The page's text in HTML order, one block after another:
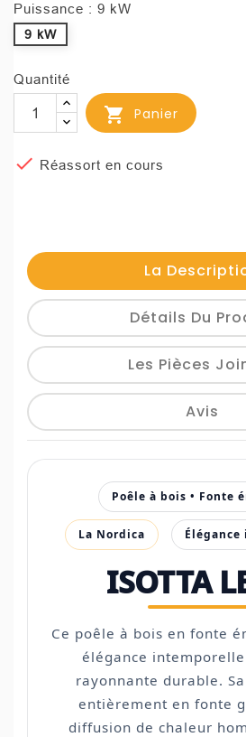
Puissance : 9 kW
9 kW
Quantité
 Panier
 Réassort en cours
La
Détails Du
Les Pièces
Avis
Poêle à bois • Fonte
La Nordica
ISOTTA
Ce poêle à bois en fonte
élégance
rayonnante durable.
entièrement en fonte
diffusion de chaleur